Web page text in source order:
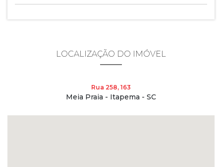
LOCALIZAÇÃO DO IMÓVEL
Rua 258, 163
Meia Praia - Itapema - SC